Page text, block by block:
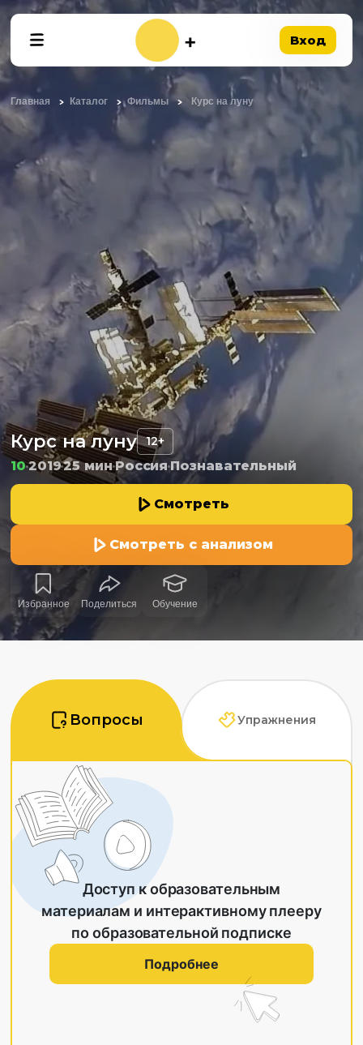
Вход
Главная Каталог Фильмы Курс на луну
Курс на луну 12+
10201925 минРоссияПознавательный
Смотреть
Смотреть с анализом
Избранное Поделиться Обучение
Вопросы Упражнения
Доступ к образовательным
материалам и интерактивному плееру
по образовательной подписке
Подробнее